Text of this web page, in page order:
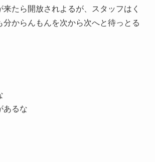
たら開放されよるが、スタッフはく
分からんもんを次から次へと待っとる
あるな